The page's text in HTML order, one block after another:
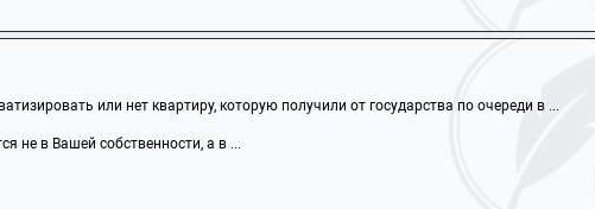
или нет квартиру, которую получили от государства по очереди в ...
не в Вашей собственности, а в ...